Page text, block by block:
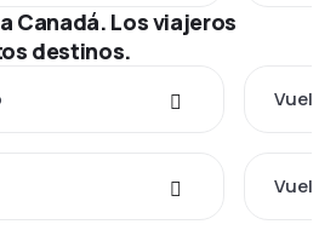
Canadá. Los viajeros
destinos.